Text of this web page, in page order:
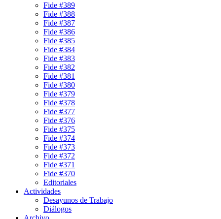
Fide #389
Fide #388
Fide #387
Fide #386
Fide #385
Fide #384
Fide #383
Fide #382
Fide #381
Fide #380
Fide #379
Fide #378
Fide #377
Fide #376
Fide #375
Fide #374
Fide #373
Fide #372
Fide #371
Fide #370
Editoriales
Actividades
Desayunos de Trabajo
Diálogos